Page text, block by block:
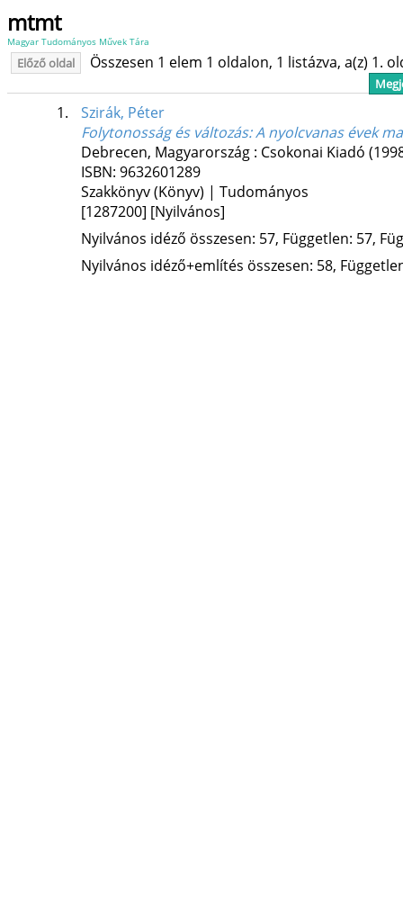
mtmt
Magyar Tudományos Művek Tára
Előző oldal Összesen 1 elem 1 oldalon, 1 listázva, a(z) 1.
1.
Szirák, Péter
Folytonosság és változás: A nyolcvanas évek
Debrecen, Magyarország : Csokonai Kiadó
ISBN: 9632601289
Szakkönyv (Könyv) | Tudományos
[1287200] [Nyilvános]
Nyilvános idéző összesen: 57, Független: 57,
Nyilvános idéző+említés összesen: 58,